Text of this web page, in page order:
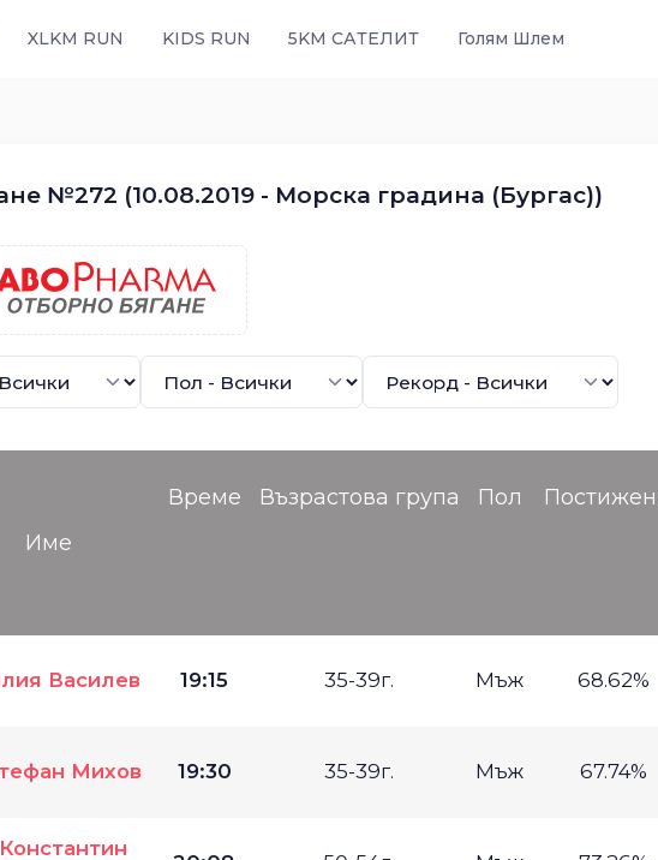
XLKM RUN KIDS RUN 5KM САТЕЛИТ Голям Шлем
№272 (10.08.2019 - Морска градина (Бургас))
Име
Време Възрастова група Пол
Василев 19:15 35-39г. Мъж 68.62%
Михов 19:30 35-39г. Мъж 67.74%
Константин